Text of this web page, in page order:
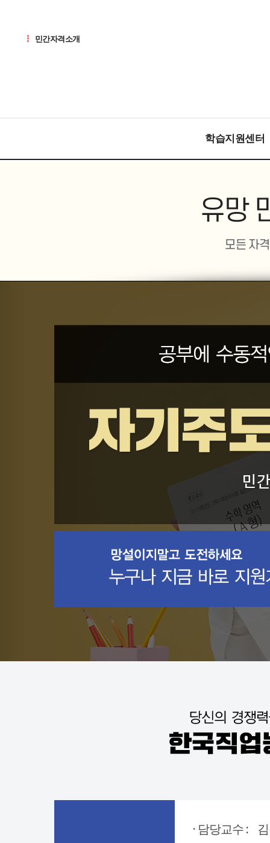
민간자격소개
학습지원센터
· 담당교수 :